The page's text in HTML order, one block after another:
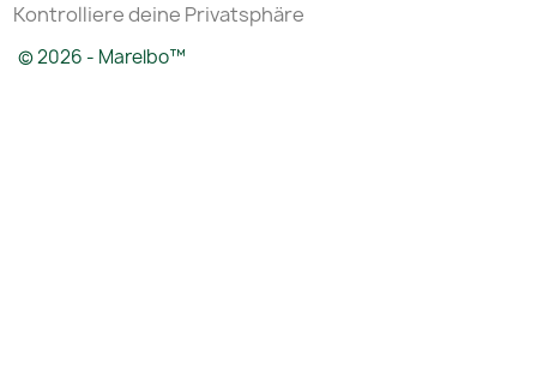
Kontrolliere deine Privatsphäre
© 2026 - Marelbo™